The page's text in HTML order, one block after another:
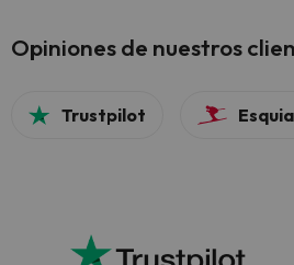
Opiniones de nuestros
Trustpilot